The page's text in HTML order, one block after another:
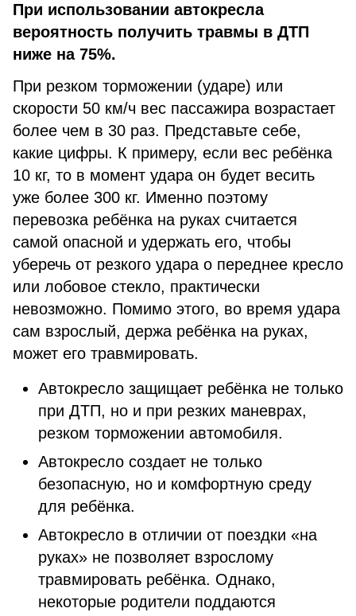
При использовании автокресла
вероятность получить травмы в ДТП
ниже на 75%.
При резком торможении (ударе) или
скорости 50 км/ч вес пассажира возрастает
более чем в 30 раз. Представьте себе,
какие цифры. К примеру, если вес ребёнка
10 кг, то в момент удара он будет весить
уже более 300 кг. Именно поэтому
перевозка ребёнка на руках считается
самой опасной и удержать его, чтобы
уберечь от резкого удара о переднее кресло
или лобовое стекло, практически
невозможно. Помимо этого, во время удара
сам взрослый, держа ребёнка на руках,
может его травмировать.
Автокресло защищает ребёнка не только
при ДТП, но и при резких маневрах,
резком торможении автомобиля.
Автокресло создает не только
безопасную, но и комфортную среду
для ребёнка.
Автокресло в отличии от поездки «на
руках» не позволяет взрослому
травмировать ребёнка. Однако,
некоторые родители поддаются